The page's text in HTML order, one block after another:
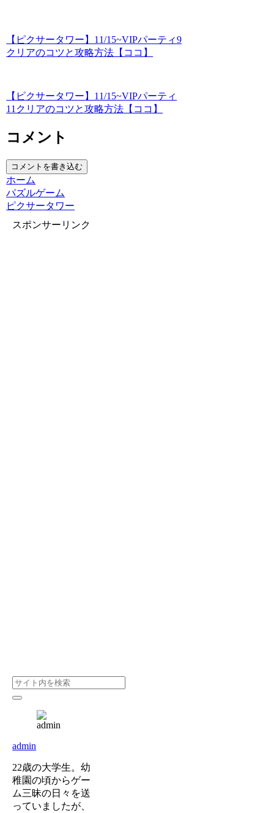
【ピクサータワー】11/15~VIPパーティ9
クリアのコツと攻略方法【ココ】
【ピクサータワー】11/15~VIPパーティ
11クリアのコツと攻略方法【ココ】
コメント
コメントを書き込む
ホーム
パズルゲーム
ピクサータワー
スポンサーリンク
admin
22歳の大学生。幼
稚園の頃からゲー
ム三昧の日々を送
っていましたが、